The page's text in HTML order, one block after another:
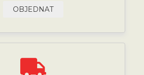
OBJEDNAT